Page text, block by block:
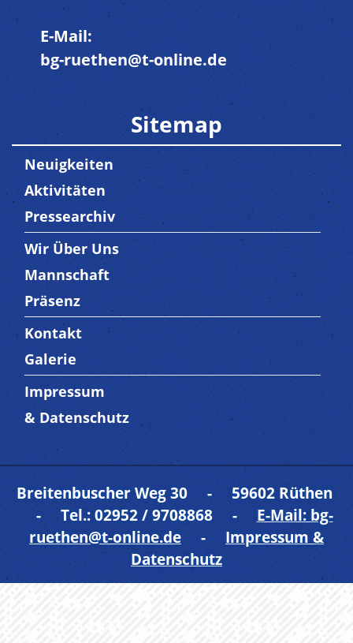
E-Mail:
bg-ruethen@t-online.de
Sitemap
Neuigkeiten
Aktivitäten
Pressearchiv
Trenner3
Wir Über Uns
Mannschaft
Präsenz
Trenner4
Kontakt
Galerie
Trenner 5
Impressum
& Datenschutz
Breitenbuscher Weg 30 - 59602 Rüthen
- Tel.: 02952 / 9708868 - E-Mail: bg-
ruethen@t-online.de- Impressum &
Datenschutz